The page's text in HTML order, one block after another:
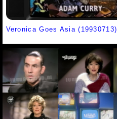
Veronica Goes Asia (19930713)